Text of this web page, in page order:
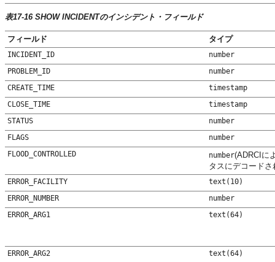
表17-16 SHOW INCIDENTのインシデント・フィールド
フィールド タイプ
INCIDENT_ID
number
PROBLEM_ID
number
CREATE_TIME
timestamp
CLOSE_TIME
timestamp
STATUS
number
FLAGS
number
FLOOD_CONTROLLED
number(ADRCIに
タスにデコードさ
ERROR_FACILITY
text(10)
ERROR_NUMBER
number
ERROR_ARG1
text(64)
ERROR_ARG2
text(64)